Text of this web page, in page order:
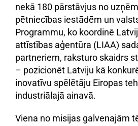
nekā 180 pārstāvjus no
pētniecības iestādēm un
Programmu, ko koordinē
attīstības aģentūra (LIAA)
partneriem, raksturo skaidrs
– pozicionēt Latviju kā
inovatīvu spēlētāju Eiropas
industriālajā ainavā.
Viena no misijas galvenajām